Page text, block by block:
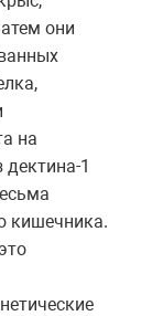
они
на
1
кишечника.